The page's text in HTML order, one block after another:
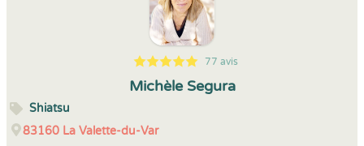
5
1
5
77 77 avis
Michèle Segura
Shiatsu
83160 La Valette-du-Var